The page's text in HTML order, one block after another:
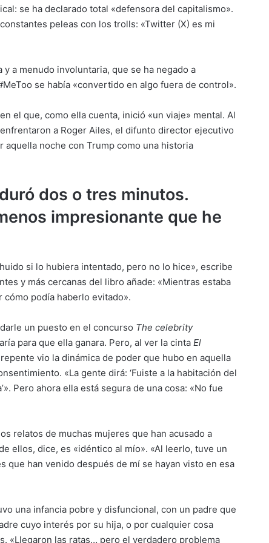
se ha declarado total «defensora del capitalismo».
peleas con los trolls: «Twitter (X) es mi
a menudo involuntaria, que se ha negado a
se había «convertido en algo fuera de control».
el que, como ella cuenta, inició «un viaje» mental. Al
a Roger Ailes, el difunto director ejecutivo
aquella noche con Trump como una historia
dos o tres minutos.
impresionante que he
si lo hubiera intentado, pero no lo hice», escribe
y más cercanas del libro añade: «Mientras estaba
podía haberlo evitado».
un puesto en el concurso The celebrity
para que ella ganara. Pero, al ver la cinta El
vio la dinámica de poder que hubo en aquella
«La gente dirá: ‘Fuiste a la habitación del
Pero ahora ella está segura de una cosa: «No fue
relatos de muchas mujeres que han acusado a
ellos, dice, es «idéntico al mío». «Al leerlo, tuve un
que han venido después de mí se hayan visto en esa
una infancia pobre y disfuncional, con un padre que
cuyo interés por su hija, o por cualquier cosa
«Llegaron las ratas… pero el verdadero problema